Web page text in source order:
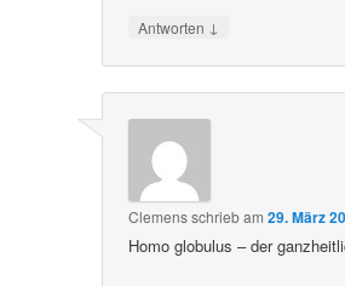
Antworten ↓
Clemensschriebam29. März
Homo globulus – der